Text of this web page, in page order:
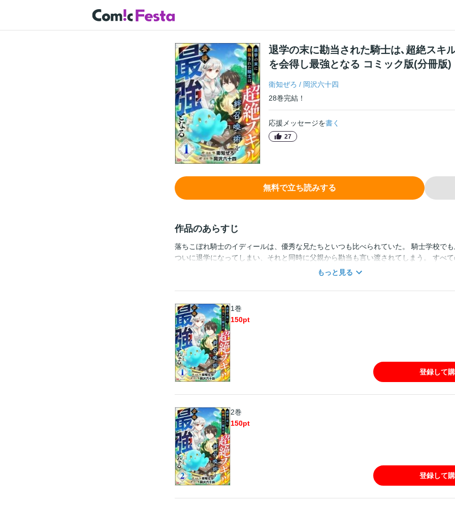
退学の末に勘当された騎士は､超絶スキ
を会得し最強となる コミック版(分冊版)
衛知ぜろ / 岡沢六十四
28巻完結！
応援メッセージを書く
27
無料で立ち読みする
作品のあらすじ
落ちこぼれ騎士のイディールは、優秀な兄たちといつも比べられていた。 騎士学校で
ついに退学になってしまい、それと同時に父親から勘当も言い渡されてしまう。 すべ
離れて自由になったイディールは、かねてから模索し続けていた自分だけの道を本格的
住む世界にはないものを召喚する失われた古代秘術だったのだ。 超絶スキルとモンス
騎士は落ちこぼれから成り上がる！
もっと見る
1巻
150pt
登録して
2巻
150pt
登録して